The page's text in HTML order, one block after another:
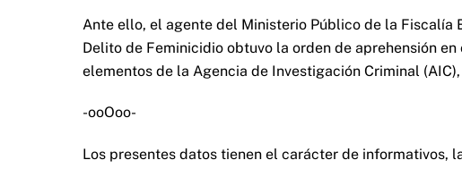
Ante ello, el agente del Ministerio Público de la
Delito de Feminicidio obtuvo la orden de aprehensión
elementos de la Agencia de Investigación Criminal
-ooOoo-
Los presentes datos tienen el carácter de informativos,